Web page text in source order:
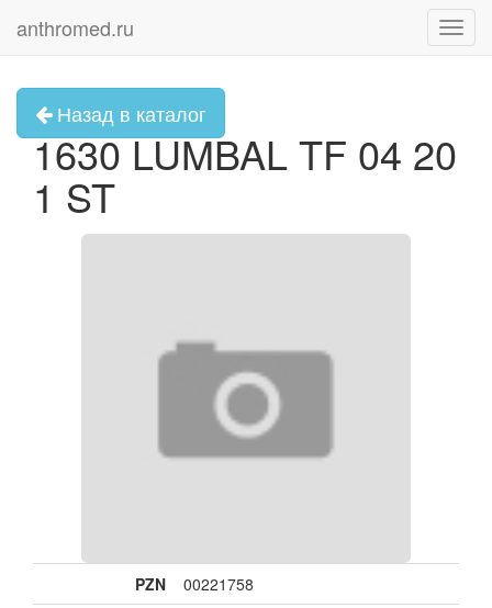
anthromed.ru
Назад в каталог
1630 LUMBAL TF 04 20
1 ST
PZN
00221758